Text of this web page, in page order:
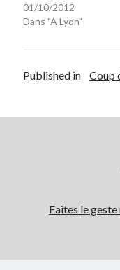
01/10/2012
Dans "A Lyon"
Published in Coup
Faites le geste